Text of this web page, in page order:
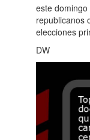
este
republicanos
elecciones
DW